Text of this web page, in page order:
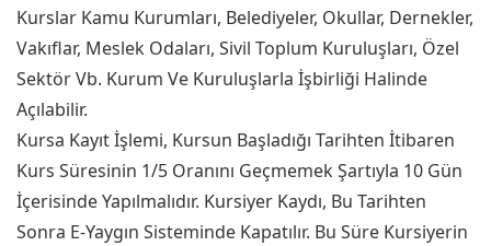
Kurslar Kamu Kurumları, Belediyeler, Okullar, Dernekler,
Vakıflar, Meslek Odaları, Sivil Toplum Kuruluşları, Özel
Sektör Vb. Kurum Ve Kuruluşlarla İşbirliği Halinde
Açılabilir.
Kursa Kayıt İşlemi, Kursun Başladığı Tarihten İtibaren
Kurs Süresinin 1/5 Oranını Geçmemek Şartıyla 10 Gün
İçerisinde Yapılmalıdır. Kursiyer Kaydı, Bu Tarihten
Sonra E-Yaygın Sisteminde Kapatılır. Bu Süre Kursiyerin